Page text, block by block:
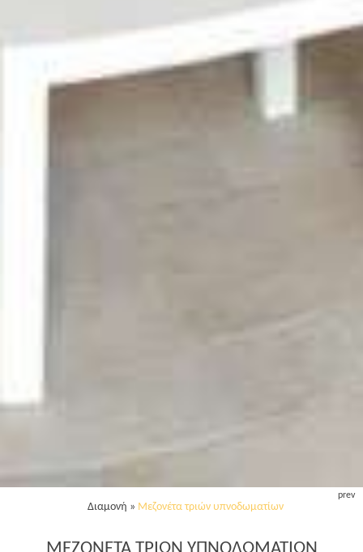
Διαμονή » Μεζονέτα τριών υπνοδωματίων
prev